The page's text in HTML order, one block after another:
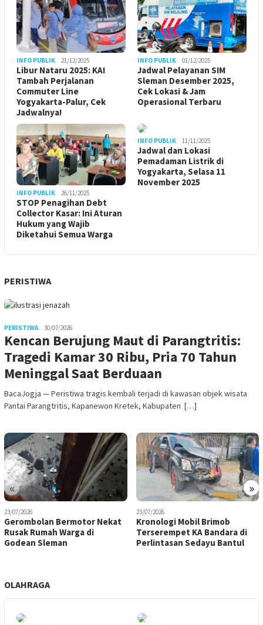
INFO PUBLIK 21/12/2025
Libur Nataru 2025: KAI
Tambah Perjalanan
Commuter Line
Yogyakarta-Palur, Cek
Jadwalnya!
INFO PUBLIK 01/12/2025
Jadwal Pelayanan SIM
Sleman Desember 2025,
Cek Lokasi & Jam
Operasional Terbaru
INFO PUBLIK 26/11/2025
STOP Penagihan Debt
Collector Kasar: Ini Aturan
Hukum yang Wajib
Diketahui Semua Warga
INFO PUBLIK 11/11/2025
Jadwal dan Lokasi
Pemadaman Listrik di
Yogyakarta, Selasa 11
November 2025
PERISTIWA
PERISTIWA 30/07/2026
Kencan Berujung Maut di Parangtritis:
Tragedi Kamar 30 Ribu, Pria 70 Tahun
Meninggal Saat Berduaan
BacaJogja — Peristiwa tragis kembali terjadi di kawasan objek wisata
Pantai Parangtritis, Kapanewon Kretek, Kabupaten […]
« »
23/07/2026
Gerombolan Bermotor Nekat
Rusak Rumah Warga di
Godean Sleman
23/07/2026
Kronologi Mobil Brimob
Terserempet KA Bandara di
Perlintasan Sedayu Bantul
OLAHRAGA